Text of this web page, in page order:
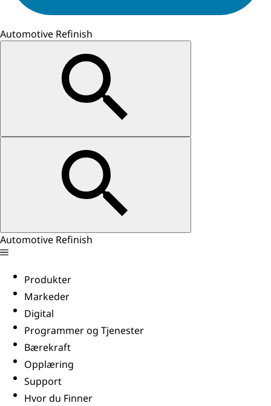
Automotive Refinish
Automotive Refinish
Produkter
Markeder
Digital
Programmer og Tjenester
Bærekraft
Opplæring
Support
Hvor du Finner